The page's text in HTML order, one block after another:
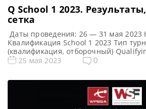
Q School 1 2023.
сетка
Даты проведения: 26 — 31 мая 2023
Квалификация School 1 2023 Тип
(квалификация, отборочный)
Morningside Arena Место проведения
результаты Q School 2023 Призовой
по снукеру: Призовые Q […]
25 мая 2023 0